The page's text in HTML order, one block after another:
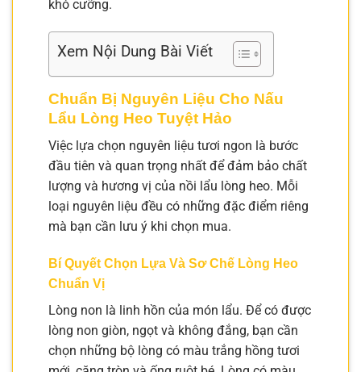
khó cưỡng.
Xem Nội Dung Bài Viết
Chuẩn Bị Nguyên Liệu Cho Nấu
Lẩu Lòng Heo Tuyệt Hảo
Việc lựa chọn nguyên liệu tươi ngon là bước
đầu tiên và quan trọng nhất để đảm bảo chất
lượng và hương vị của nồi lẩu lòng heo. Mỗi
loại nguyên liệu đều có những đặc điểm riêng
mà bạn cần lưu ý khi chọn mua.
Bí Quyết Chọn Lựa Và Sơ Chế Lòng Heo
Chuẩn Vị
Lòng non là linh hồn của món lẩu. Để có được
lòng non giòn, ngọt và không đắng, bạn cần
chọn những bộ lòng có màu trắng hồng tươi